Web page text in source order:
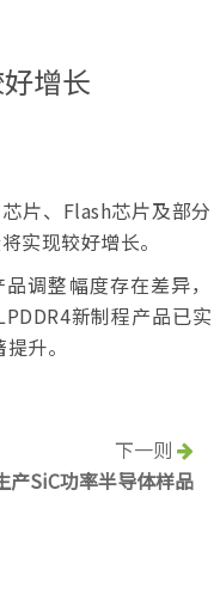
增长
片、Flash芯片及部分
实现较好增长。
调整幅度存在差异，
新制程产品已实
升。
下一则
产SiC功率半导体样品